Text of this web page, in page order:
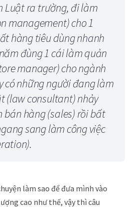
Luật ra trường, đi làm
management) cho 1
hàng tiêu dùng nhanh
đùng 1 cái làm quản
manager) cho ngành
có những người đang làm
(law consultant) nhảy
bán hàng (sales) rồi bất
sang làm công việc
làm sao để đưa mình vào
cao như thế, vậy thì câu